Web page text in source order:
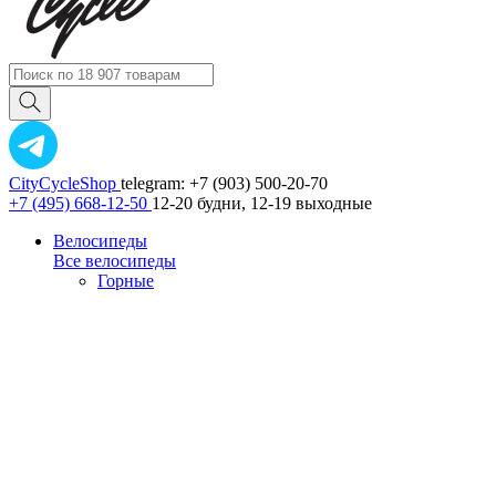
CityCycleShop telegram: +7 (903) 500-20-70
+7 (495) 668-12-50 12-20 будни, 12-19 выходные
Велосипеды
Все велосипеды
Горные